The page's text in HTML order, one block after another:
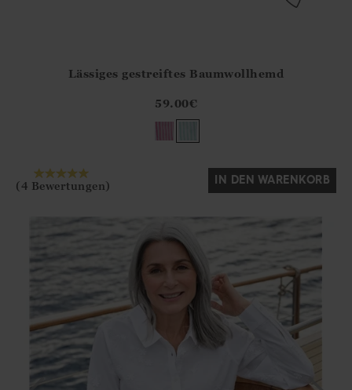
?? ""
Ja Nein
Lässiges gestreiftes Baumwollhemd
59.00€
(4 Bewertungen) IN DEN WARENKORB